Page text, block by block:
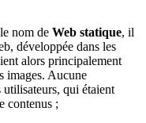
nom de Web statique, il
développée dans les
alors principalement
images. Aucune
qui étaient
contenus ;